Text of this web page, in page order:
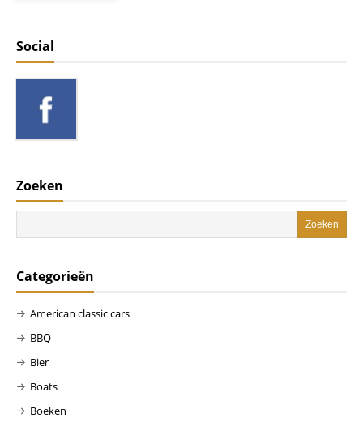
Social
Zoeken
Categorieën
American classic cars
BBQ
Bier
Boats
Boeken